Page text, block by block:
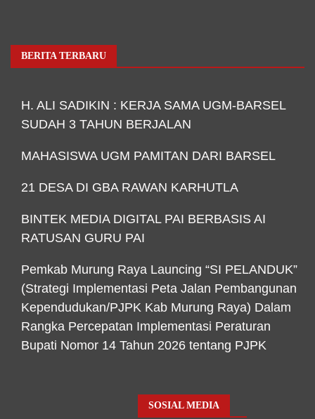
BERITA TERBARU
H. ALI SADIKIN : KERJA SAMA UGM-BARSEL
SUDAH 3 TAHUN BERJALAN
MAHASISWA UGM PAMITAN DARI BARSEL
21 DESA DI GBA RAWAN KARHUTLA
BINTEK MEDIA DIGITAL PAI BERBASIS AI
RATUSAN GURU PAI
Pemkab Murung Raya Launcing “SI PELANDUK”
(Strategi Implementasi Peta Jalan Pembangunan
Kependudukan/PJPK Kab Murung Raya) Dalam
Rangka Percepatan Implementasi Peraturan
Bupati Nomor 14 Tahun 2026 tentang PJPK
SOSIAL MEDIA